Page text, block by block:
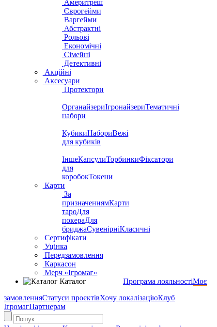
Америтреш
Єврогейми
Варгейми
Абстрактні
Рольові
Економічні
Сімейні
Детективні
Акційні
Аксесуари
Протектори
ОрганайзериІгронайзериТематичні
набори
КубикиНабориВежі
для кубиків
ІншеКапсулиТорбинкиФіксатори
для
коробокТокени
Карти
За
призначеннямКарти
тароДля
покераДля
бриджаСувенірніКласичні
Сертифікати
Уцінка
Передзамовлення
Каркасон
Мерч «Ігромаг»
Каталог
Програма лояльностіМоє
замовленняСтатуси проєктівХочу локалізаціюКлуб
ІгромагПартнерам